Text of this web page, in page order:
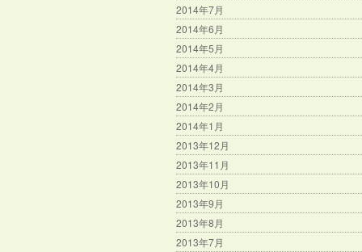
2014年7月
2014年6月
2014年5月
2014年4月
2014年3月
2014年2月
2014年1月
2013年12月
2013年11月
2013年10月
2013年9月
2013年8月
2013年7月